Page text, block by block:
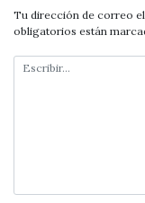
Tu dirección de correo
obligatorios están